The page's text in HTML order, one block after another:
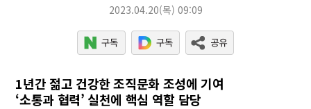
2023.04.20(목) 09:09
1년간 젊고 건강한 조직문화 조성에 기여
‘소통과 협력’ 실천에 핵심 역할 담당